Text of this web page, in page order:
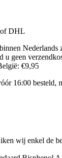
DHL
Nederlands
u geen
€9,95
16:00 besteld,
wij enkel de